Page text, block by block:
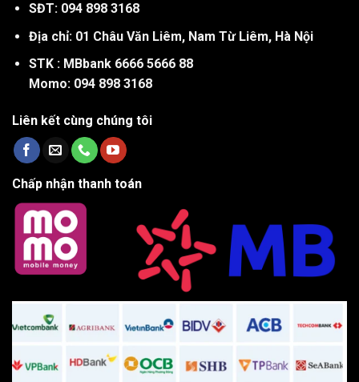
SĐT: 094 898 3168
Địa chỉ: 01 Châu Văn Liêm, Nam Từ Liêm, Hà Nội
STK : MBbank 6666 5666 88
Momo: 094 898 3168
Liên kết cùng chúng tôi
Chấp nhận thanh toán